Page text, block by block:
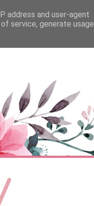
address and user-agent
service, generate usage